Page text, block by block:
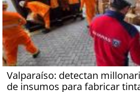
Valparaíso: detectan
de insumos para fabricar